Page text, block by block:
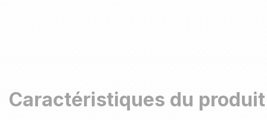
Caractéristiques du produit